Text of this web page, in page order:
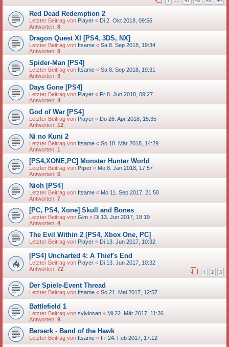
Red Dead Redemption 2
Letzter Beitrag von Player « Di 2. Okt 2018, 09:56
Antworten: 8
Dragon Quest XI [PS4, 3DS, NX]
Letzter Beitrag von Itsame « Sa 8. Sep 2018, 19:34
Antworten: 8
Spider-Man [PS4]
Letzter Beitrag von Itsame « Sa 8. Sep 2018, 19:31
Antworten: 3
Days Gone [PS4]
Letzter Beitrag von Player « Fr 8. Jun 2018, 09:27
Antworten: 4
God of War [PS4]
Letzter Beitrag von Player « Do 26. Apr 2018, 15:35
Antworten: 12
Ni no Kuni 2
Letzter Beitrag von Itsame « So 18. Mär 2018, 14:29
Antworten: 1
[PS4,XONE,PC] Monster Hunter World
Letzter Beitrag von Piper « Mo 8. Jan 2018, 17:57
Antworten: 5
Nioh [PS4]
Letzter Beitrag von Itsame « Mo 11. Sep 2017, 21:50
Antworten: 7
[PC, PS4, Xone] Skull and Bones
Letzter Beitrag von Gim « Di 13. Jun 2017, 18:19
Antworten: 4
The Evil Within 2 [PS4, Xbox One, PC]
Letzter Beitrag von Player « Di 13. Jun 2017, 10:32
[PS4] Uncharted 4: A Thief's End
Letzter Beitrag von Player « Di 13. Jun 2017, 10:32
Antworten: 72 1 2 3
Der Spiele-Event Thread
Letzter Beitrag von Itsame « So 21. Mai 2017, 12:57
Battlefield 1
Letzter Beitrag von sylviosan « Mi 22. Mär 2017, 11:36
Antworten: 9
Berserk - Band of the Hawk
Letzter Beitrag von Itsame « Fr 24. Feb 2017, 17:12